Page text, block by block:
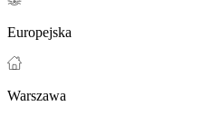
Europejska
Warszawa